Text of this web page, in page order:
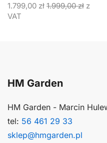
1.799,00 zł 1.999,00zł z
VAT
HM Garden
HM Garden - Marcin
tel: 56 461 29 33
sklep@hmgarden.pl